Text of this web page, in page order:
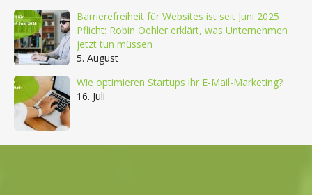
Barrierefreiheit für Websites ist seit Juni 2025
Pflicht: Robin Oehler erklärt, was Unternehmen
jetzt tun müssen
5. August
Wie optimieren Startups ihr E-Mail-Marketing?
16. Juli